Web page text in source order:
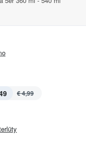
€ 4,99